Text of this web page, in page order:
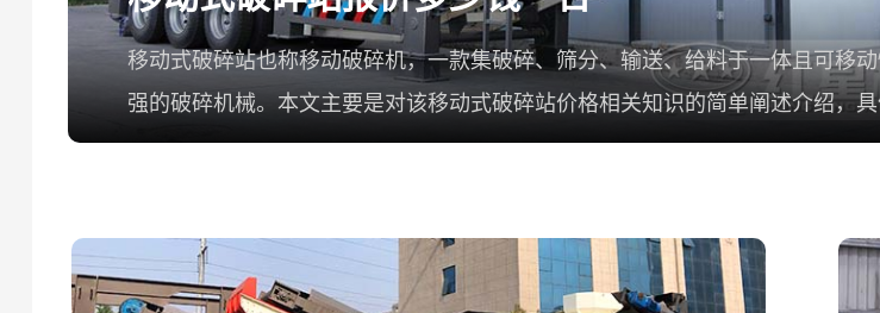
移动式破碎站也称移动破碎机，一款集破碎、筛分、输送、给料于一体且可移
强的破碎机械。本文主要是对该移动式破碎站价格相关知识的简单阐述介绍，
情如下：